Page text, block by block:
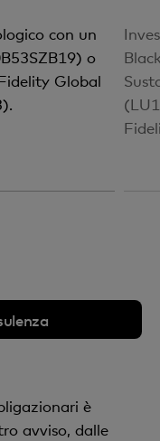
con un
o
Global
è
avviso, dalle